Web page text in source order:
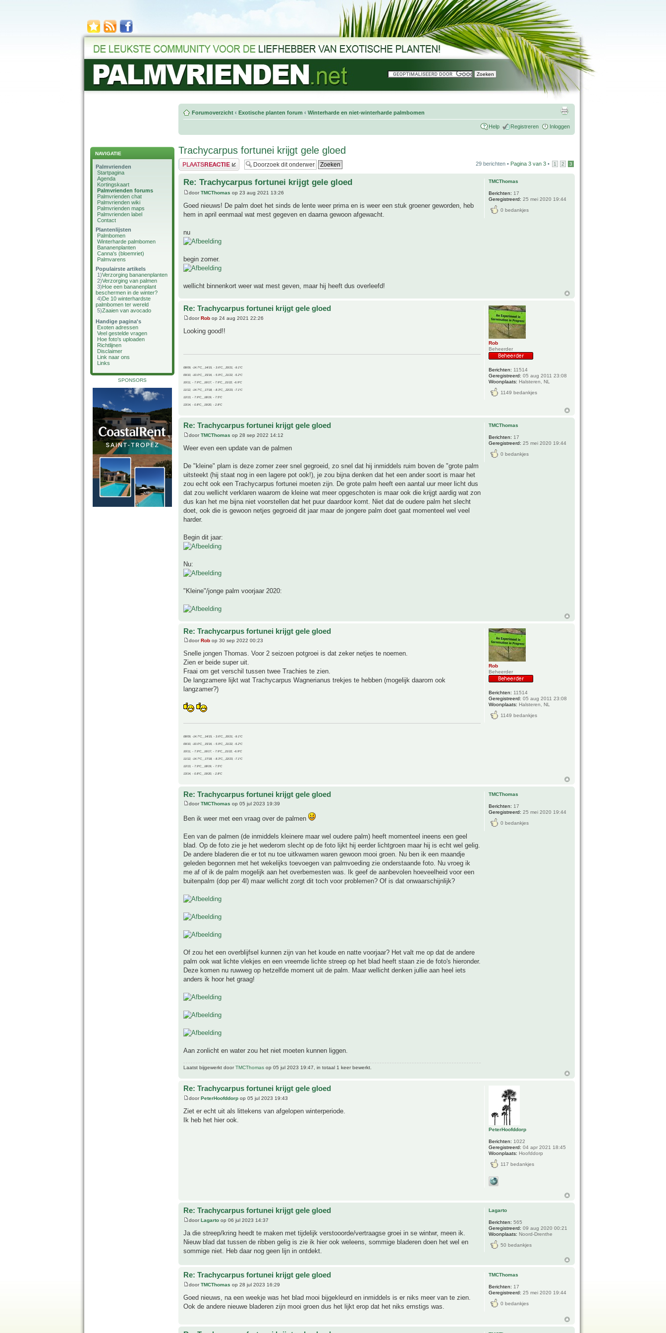
NAVIGATIE
Palmvrienden
Startpagina
Agenda
Kortingskaart
Palmvrienden forums
Palmvrienden chat
Palmvrienden wiki
Palmvrienden maps
Palmvrienden label
Contact
Plantenlijsten
Palmbomen
Winterharde palmbomen
Bananenplanten
Canna's (bloemriet)
Palmvarens
Populairste artikels
1)Verzorging bananenplanten
2)Verzorging van palmen
3)Hoe een bananenplant
beschermen in de winter?
4)De 10 winterhardste
palmbomen ter wereld
5)Zaaien van avocado
Handige pagina's
Exoten adressen
Veel gestelde vragen
Hoe foto's uploaden
Richtlijnen
Disclaimer
Link naar ons
Links
SPONSORS
Forumoverzicht ‹ Exotische planten forum ‹ Winterharde en niet-winterharde palmbomen
Help Registreren Inloggen
Trachycarpus fortunei krijgt gele gloed
Plaats een reactie 29 berichten • Pagina 3 van 3 • 1 2 3
Re: Trachycarpus fortunei krijgt gele gloed
doorTMCThomas op 23 aug 2021 13:26
Goed nieuws! De palm doet het sinds de lente weer prima en is weer een stuk groener geworden, heb
hem in april eenmaal wat mest gegeven en daarna gewoon afgewacht.
nu
begin zomer.
wellicht binnenkort weer wat mest geven, maar hij heeft dus overleefd!
TMCThomas
Berichten: 17
Geregistreerd: 25 mei 2020 19:44
0 bedankjes
Re: Trachycarpus fortunei krijgt gele gloed
doorRob op 24 aug 2021 22:26
Looking good!!
08/09, -14.7°C__14/15, - 3.6°C__20/21, -9.1°C
09/10, -10.0°C__15/16, - 5.9°C__21/22, -5.2°C
10/11, - 7.9°C__16/17, - 7.9°C__21/22, -6.9°C
11/12, -14.7°C__17/18, - 8.3°C__22/23, -7.1°C
12/13, - 7.9°C__18/19, - 7.5°C
13/14, - 0.8°C__19/20, - 2.8°C
Rob
Beheerder
Berichten: 11514
Geregistreerd: 05 aug 2011 23:08
Woonplaats: Halsteren, NL
1149 bedankjes
Re: Trachycarpus fortunei krijgt gele gloed
doorTMCThomas op 28 sep 2022 14:12
Weer even een update van de palmen
De "kleine" plam is deze zomer zeer snel gegroeid, zo snel dat hij inmiddels ruim boven de "grote palm
uitsteekt (hij staat nog in een lagere pot ook!), je zou bijna denken dat het een ander soort is maar het
zou echt ook een Trachycarpus fortunei moeten zijn. De grote palm heeft een aantal uur meer licht dus
dat zou wellicht verklaren waarom de kleine wat meer opgeschoten is maar ook die krijgt aardig wat zon
dus kan het me bijna niet voorstellen dat het puur daardoor komt. Niet dat de oudere palm het slecht
doet, ook die is gewoon netjes gegroeid dit jaar maar de jongere palm doet gaat momenteel wel veel
harder.
Begin dit jaar:
Nu:
"Kleine"/jonge palm voorjaar 2020:
TMCThomas
Berichten: 17
Geregistreerd: 25 mei 2020 19:44
0 bedankjes
Re: Trachycarpus fortunei krijgt gele gloed
doorRob op 30 sep 2022 00:23
Snelle jongen Thomas. Voor 2 seizoen potgroei is dat zeker netjes te noemen.
Zien er beide super uit.
Fraai om get verschil tussen twee Trachies te zien.
De langzamere lijkt wat Trachycarpus Wagnerianus trekjes te hebben (mogelijk daarom ook
langzamer?)
08/09, -14.7°C__14/15, - 3.6°C__20/21, -9.1°C
09/10, -10.0°C__15/16, - 5.9°C__21/22, -5.2°C
10/11, - 7.9°C__16/17, - 7.9°C__21/22, -6.9°C
11/12, -14.7°C__17/18, - 8.3°C__22/23, -7.1°C
12/13, - 7.9°C__18/19, - 7.5°C
13/14, - 0.8°C__19/20, - 2.8°C
Rob
Beheerder
Berichten: 11514
Geregistreerd: 05 aug 2011 23:08
Woonplaats: Halsteren, NL
1149 bedankjes
Re: Trachycarpus fortunei krijgt gele gloed
doorTMCThomas op 05 jul 2023 19:39
Ben ik weer met een vraag over de palmen
Een van de palmen (de inmiddels kleinere maar wel oudere palm) heeft momenteel ineens een geel
blad. Op de foto zie je het wederom slecht op de foto lijkt hij eerder lichtgroen maar hij is echt wel gelig.
De andere bladeren die er tot nu toe uitkwamen waren gewoon mooi groen. Nu ben ik een maandje
geleden begonnen met het wekelijks toevoegen van palmvoeding zie onderstaande foto. Nu vroeg ik
me af of ik de palm mogelijk aan het overbemesten was. Ik geef de aanbevolen hoeveelheid voor een
buitenpalm (dop per 4l) maar wellicht zorgt dit toch voor problemen? Of is dat onwaarschijnlijk?
Of zou het een overblijfsel kunnen zijn van het koude en natte voorjaar? Het valt me op dat de andere
palm ook wat lichte vlekjes en een vreemde lichte streep op het blad heeft staan zie de foto's hieronder.
Deze komen nu ruwweg op hetzelfde moment uit de palm. Maar wellicht denken jullie aan heel iets
anders ik hoor het graag!
Aan zonlicht en water zou het niet moeten kunnen liggen.
Laatst bijgewerkt doorTMCThomas op 05 jul 2023 19:47, in totaal 1 keer bewerkt.
TMCThomas
Berichten: 17
Geregistreerd: 25 mei 2020 19:44
0 bedankjes
Re: Trachycarpus fortunei krijgt gele gloed
doorPeterHoofddorp op 05 jul 2023 19:43
Ziet er echt uit als littekens van afgelopen winterperiode.
Ik heb het hier ook.
PeterHoofddorp
Berichten: 1022
Geregistreerd: 04 apr 2021 18:45
Woonplaats: Hoofddorp
117 bedankjes
Re: Trachycarpus fortunei krijgt gele gloed
doorLagarto op 06 jul 2023 14:37
Ja die streep/kring heedt te maken met tijdelijk verstooorde/vertraagse groei in se wintwr, meen ik.
Nieuw blad dat tussen de ribben gelig is zie ik hier ook weleens, sommige bladeren doen het wel en
sommige niet. Heb daar nog geen lijn in ontdekt.
Lagarto
Berichten: 565
Geregistreerd: 09 aug 2020 00:21
Woonplaats: Noord-Drenthe
50 bedankjes
Re: Trachycarpus fortunei krijgt gele gloed
doorTMCThomas op 28 jul 2023 16:29
Goed nieuws, na een weekje was het blad mooi bijgekleurd en inmiddels is er niks meer van te zien.
Ook de andere nieuwe bladeren zijn mooi groen dus het lijkt erop dat het niks ernstigs was.
TMCThomas
Berichten: 17
Geregistreerd: 25 mei 2020 19:44
0 bedankjes